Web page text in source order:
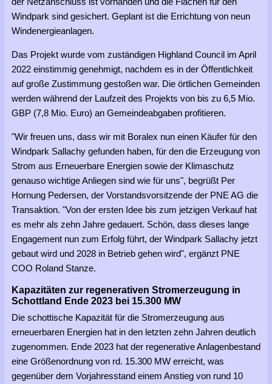
Windpark sind gesichert. Geplant ist die Errichtung von neun
Windenergieanlagen.
Das Projekt wurde vom zuständigen Highland Council im April
2022 einstimmig genehmigt, nachdem es in der Öffentlichkeit
auf große Zustimmung gestoßen war. Die örtlichen Gemeinden
werden während der Laufzeit des Projekts von bis zu 6,5 Mio.
GBP (7,8 Mio. Euro) an Gemeindeabgaben profitieren.
"Wir freuen uns, dass wir mit Boralex nun einen Käufer für den
Windpark Sallachy gefunden haben, für den die Erzeugung von
Strom aus Erneuerbare Energien sowie der Klimaschutz
genauso wichtige Anliegen sind wie für uns", begrüßt Per
Hornung Pedersen, der Vorstandsvorsitzende der PNE AG die
Transaktion. "Von der ersten Idee bis zum jetzigen Verkauf hat
es mehr als zehn Jahre gedauert. Schön, dass dieses lange
Engagement nun zum Erfolg führt, der Windpark Sallachy jetzt
gebaut wird und 2028 in Betrieb gehen wird", ergänzt PNE
COO Roland Stanze.
Kapazitäten zur regenerativen Stromerzeugung in
Schottland Ende 2023 bei 15.300 MW
Die schottische Kapazität für die Stromerzeugung aus
erneuerbaren Energien hat in den letzten zehn Jahren deutlich
zugenommen. Ende 2023 hat der regenerative Anlagenbestand
eine Größenordnung von rd. 15.300 MW erreicht, was
gegenüber dem Vorjahresstand einem Anstieg von rund 10